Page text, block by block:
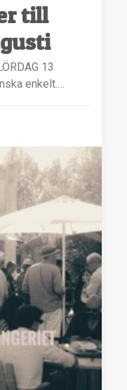
till
13
enkelt.…